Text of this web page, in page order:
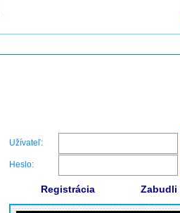
Užívateľ:
Heslo:
Registrácia Zabudli